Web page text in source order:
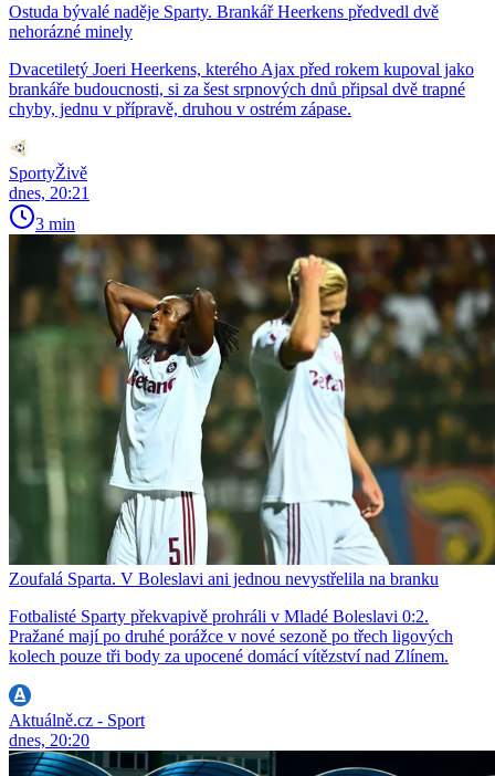
Ostuda bývalé naděje Sparty. Brankář Heerkens předvedl dvě
nehorázné minely
Dvacetiletý Joeri Heerkens, kterého Ajax před rokem kupoval jako
brankáře budoucnosti, si za šest srpnových dnů připsal dvě trapné
chyby, jednu v přípravě, druhou v ostrém zápase.
SportyŽivě
dnes, 20:21
3 min
Zoufalá Sparta. V Boleslavi ani jednou nevystřelila na branku
Fotbalisté Sparty překvapivě prohráli v Mladé Boleslavi 0:2.
Pražané mají po druhé porážce v nové sezoně po třech ligových
kolech pouze tři body za upocené domácí vítězství nad Zlínem.
Aktuálně.cz - Sport
dnes, 20:20